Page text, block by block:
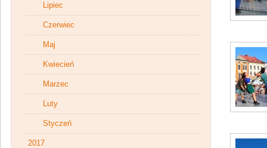
Lipiec
Czerwiec
Maj
Kwiecień
Marzec
Luty
Styczeń
2017